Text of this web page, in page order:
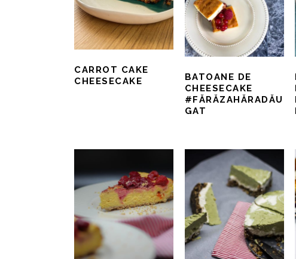
CARROT CAKE
CHEESECAKE
BATOANE DE
CHEESECAKE
#FĂRĂZAHĂRADĂU
GAT